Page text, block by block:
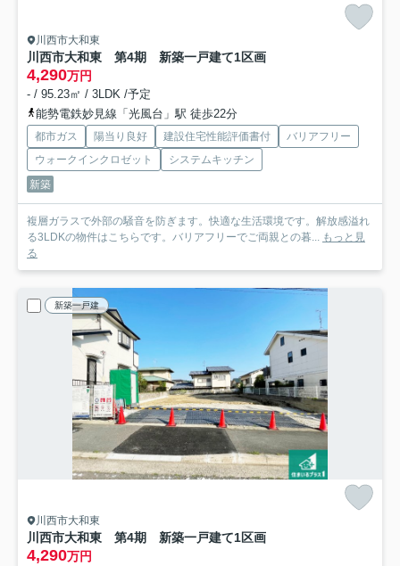
川西市大和東
川西市大和東 第4期 新築一戸建て1区画
4,290万円
- / 95.23㎡ / 3LDK /予定
能勢電鉄妙見線「光風台」駅 徒歩22分
都市ガス 陽当り良好 建設住宅性能評価書付
バリアフリー
ウォークインクロゼット
システムキッチン
新築
複層ガラスで外部の騒音を防ぎます。快適な生活環境です。解放感溢れ
る3LDKの物件はこちらです。バリアフリーでご両親との暮... もっと見
る
新築一戸建
川西市大和東
川西市大和東 第4期 新築一戸建て1区画
4,290万円